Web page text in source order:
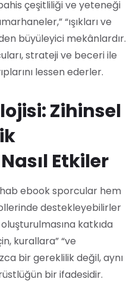
çeşitliliği ve yeteneği
“ışıkları ve
büyüleyici mekânlardır.
strateji ve beceri ile
lessen ederler.
Zihinsel
Etkiler
ebook sporcular hem
destekleyebilirler
katkıda
kurallara” “ve
bir gereklilik değil, aynı
bir ifadesidir.